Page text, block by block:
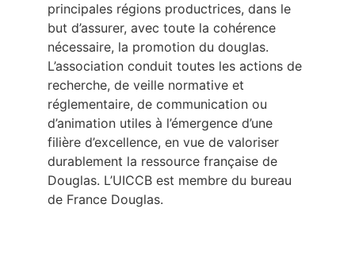
principales régions productrices, dans le
but d’assurer, avec toute la cohérence
nécessaire, la promotion du douglas.
L’association conduit toutes les actions de
recherche, de veille normative et
réglementaire, de communication ou
d’animation utiles à l’émergence d’une
filière d’excellence, en vue de valoriser
durablement la ressource française de
Douglas. L’UICCB est membre du bureau
de France Douglas.